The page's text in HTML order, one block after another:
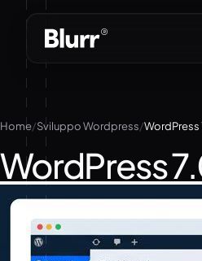
contenuto
Home Sviluppo Wordpress
WordPress